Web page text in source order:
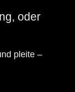
oder
pleite –